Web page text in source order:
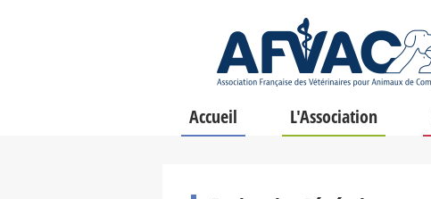
Accueil L'Association